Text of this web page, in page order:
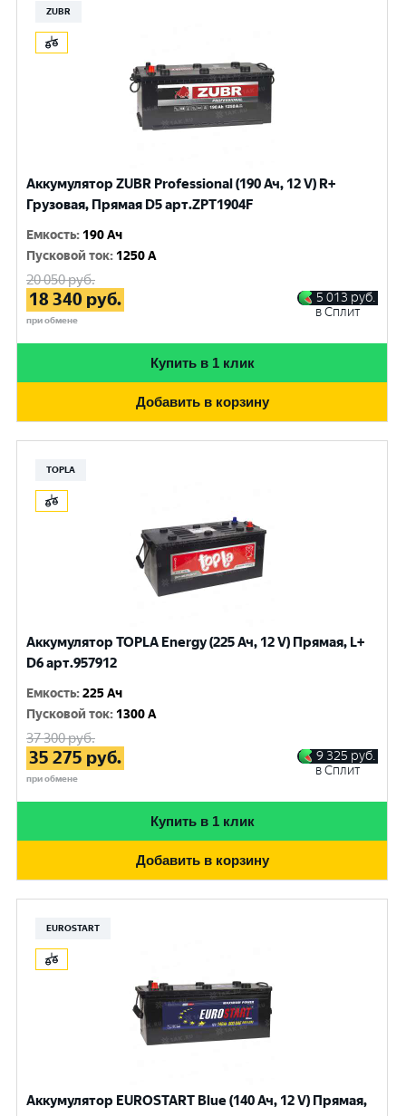
ZUBR
Аккумулятор ZUBR Professional (190 Ач, 12 V) R+
Грузовая, Прямая D5 арт.ZPT1904F
Емкость: 190 Ач
Пусковой ток: 1250 A
20 050руб.
18 340 руб.
при обмене
5 013 руб.
в Сплит
Купить в 1 клик
Добавить в корзину
TOPLA
Аккумулятор TOPLA Energy (225 Ач, 12 V) Прямая, L+
D6 арт.957912
Емкость:225 Ач
Пусковой ток: 1300 A
37 300руб.
35 275 руб.
при обмене
9 325 руб.
в Сплит
Купить в 1 клик
Добавить в корзину
EUROSTART
Аккумулятор EUROSTART Blue (140 Ач, 12 V) Прямая,